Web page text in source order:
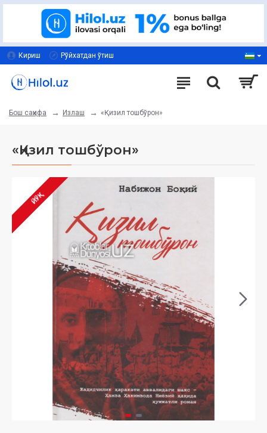
Кириш Рўйхатдан ўтиш
Бош саҳифа Излаш «Қизил тошбўрон»
«Қизил тошбўрон»
ЙЎҚ